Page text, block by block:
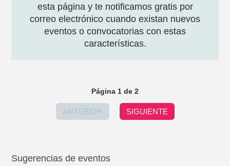
esta página y te notificamos gratis por
correo electrónico cuando existan nuevos
eventos o convocatorias con estas
características.
Página 1 de 2
ANTERIOR SIGUIENTE
Sugerencias de eventos